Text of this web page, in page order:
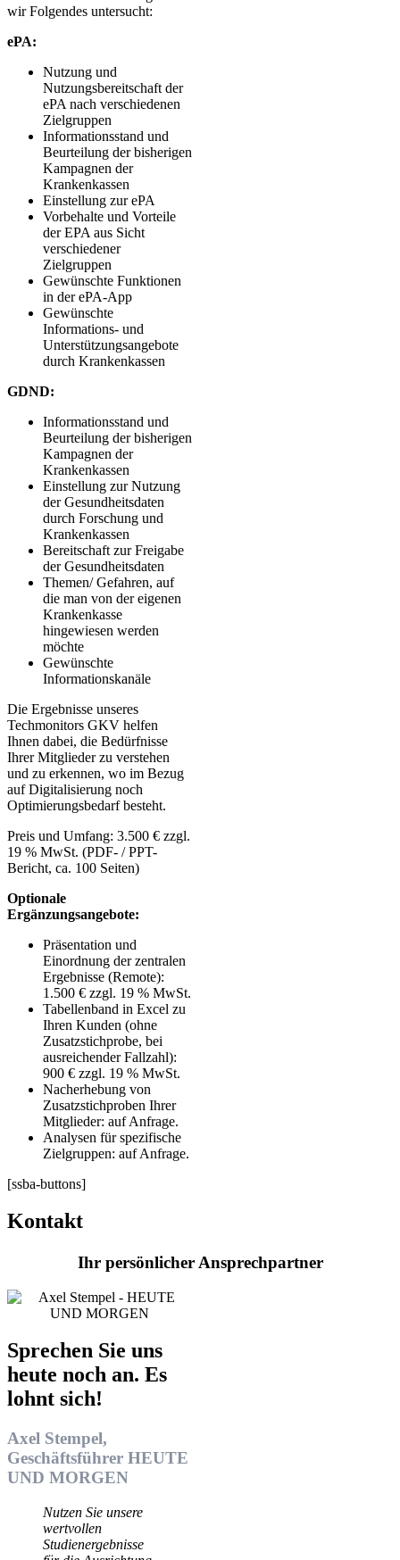
wir Folgendes untersucht:
ePA:
Nutzung und
Nutzungsbereitschaft der
ePA nach verschiedenen
Zielgruppen
Informationsstand und
Beurteilung der bisherigen
Kampagnen der
Krankenkassen
Einstellung zur ePA
Vorbehalte und Vorteile
der EPA aus Sicht
verschiedener
Zielgruppen
Gewünschte Funktionen
in der ePA-App
Gewünschte
Informations- und
Unterstützungsangebote
durch Krankenkassen
GDND:
Informationsstand und
Beurteilung der bisherigen
Kampagnen der
Krankenkassen
Einstellung zur Nutzung
der Gesundheitsdaten
durch Forschung und
Krankenkassen
Bereitschaft zur Freigabe
der Gesundheitsdaten
Themen/ Gefahren, auf
die man von der eigenen
Krankenkasse
hingewiesen werden
möchte
Gewünschte
Informationskanäle
Die Ergebnisse unseres
Techmonitors GKV helfen
Ihnen dabei, die Bedürfnisse
Ihrer Mitglieder zu verstehen
und zu erkennen, wo im Bezug
auf Digitalisierung noch
Optimierungsbedarf besteht.
Preis und Umfang: 3.500 € zzgl.
19 % MwSt. (PDF- / PPT-
Bericht, ca. 100 Seiten)
Optionale
Ergänzungsangebote:
Präsentation und
Einordnung der zentralen
Ergebnisse (Remote):
1.500 € zzgl. 19 % MwSt.
Tabellenband in Excel zu
Ihren Kunden (ohne
Zusatzstichprobe, bei
ausreichender Fallzahl):
900 € zzgl. 19 % MwSt.
Nacherhebung von
Zusatzstichproben Ihrer
Mitglieder: auf Anfrage.
Analysen für spezifische
Zielgruppen: auf Anfrage.
[ssba-buttons]
Kontakt
Ihr persönlicher Ansprechpartner
Sprechen Sie uns
heute noch an. Es
lohnt sich!
Axel Stempel,
Geschäftsführer HEUTE
UND MORGEN
Nutzen Sie unsere
wertvollen
Studienergebnisse